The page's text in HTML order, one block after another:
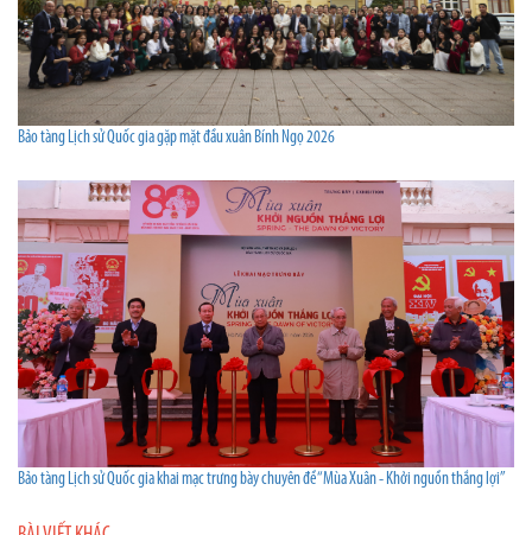
Bảo tàng Lịch sử Quốc gia gặp mặt đầu xuân Bính Ngọ 2026
Bảo tàng Lịch sử Quốc gia khai mạc trưng bày chuyên đề “Mùa Xuân - Khởi nguồn thắng lợi”